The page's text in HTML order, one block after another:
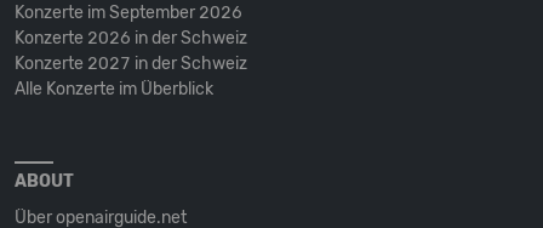
Konzerte im September 2026
Konzerte 2026 in der Schweiz
Konzerte 2027 in der Schweiz
Alle Konzerte im Überblick
ABOUT
Über openairguide.net